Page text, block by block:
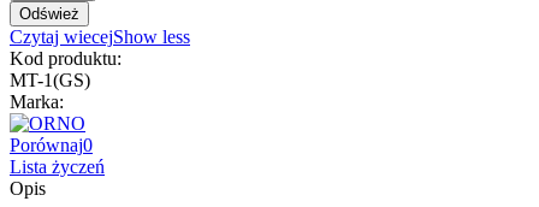
Czytaj wiecejShow less
Kod produktu:
MT-1(GS)
Marka:
Porównaj0
Lista życzeń
Opis